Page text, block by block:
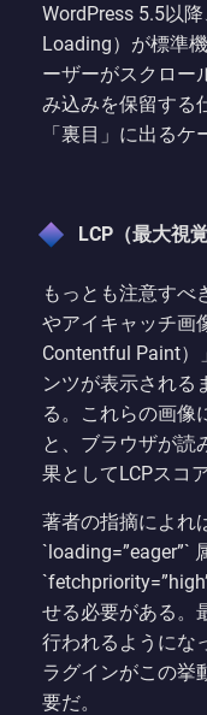
WordPress 5.5以
Loading）が標準
ーザーがスクロー
み込みを保留する
「裏目」に出るケ
LCP（最大視
もっとも注意すべ
やアイキャッチ画
Contentful Paint）
ンツが表示される
る。これらの画像
と、ブラウザが読
果としてLCPスコ
著者の指摘によれ
`loading=”eager”`
せる必要がある。
行われるようにな
ラグインがこの挙
要だ。